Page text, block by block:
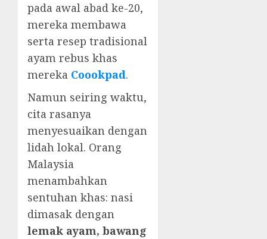
pada awal abad ke-20,
mereka membawa
serta resep tradisional
ayam rebus khas
mereka Coookpad.
Namun seiring waktu,
cita rasanya
menyesuaikan dengan
lidah lokal. Orang
Malaysia
menambahkan
sentuhan khas: nasi
dimasak dengan
lemak ayam, bawang